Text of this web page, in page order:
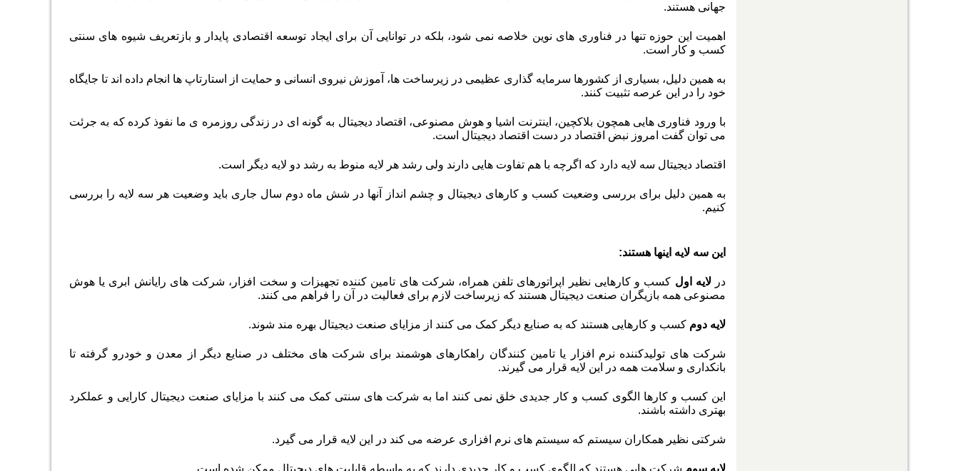
جهانی هستند.
اهمیت این حوزه تنها در فناوری های نوین خلاصه نمی شود، بلکه در توانایی آن برای ایجاد توسعه اقتصادی پایدار و بازتعریف شیوه های سنتی
کسب و کار است.
به همین دلیل، بسیاری از کشورها سرمایه گذاری عظیمی در زیرساخت ها، آموزش نیروی انسانی و حمایت از استارتاپ ها انجام داده اند تا جایگاه
خود را در این عرصه تثبیت کنند.
با ورود فناوری هایی همچون بلاکچین، اینترنت اشیا و هوش مصنوعی، اقتصاد دیجیتال به گونه ای در زندگی روزمره ی ما نفوذ کرده که به جرئت
می توان گفت امروز نبض اقتصاد در دست اقتصاد دیجیتال است.
اقتصاد دیجیتال سه لایه دارد که اگرچه با هم تفاوت هایی دارند ولی رشد هر لایه منوط به رشد دو لایه دیگر است.
به همین دلیل برای بررسی وضعیت کسب و کارهای دیجیتال و چشم انداز آنها در شش ماه دوم سال جاری باید وضعیت هر سه لایه را بررسی
کنیم.
این سه لایه اینها هستند:
درلایه اول کسب و کارهایی نظیر اپراتورهای تلفن همراه، شرکت های تامین کننده تجهیزات و سخت افزار، شرکت های رایانش ابری یا هوش
مصنوعی همه بازیگران صنعت دیجیتال هستند که زیرساخت لازم برای فعالیت در آن را فراهم می کنند.
لایه دوم کسب و کارهایی هستند که به صنایع دیگر کمک می کنند از مزایای صنعت دیجیتال بهره مند شوند.
شرکت های تولیدکننده نرم افزار یا تامین کنندگان راهکارهای هوشمند برای شرکت های مختلف در صنایع دیگر از معدن و خودرو گرفته تا
بانکداری و سلامت همه در این لایه قرار می گیرند.
این کسب و کارها الگوی کسب و کار جدیدی خلق نمی کنند اما به شرکت های سنتی کمک می کنند با مزایای صنعت دیجیتال کارایی و عملکرد
بهتری داشته باشند.
شرکتی نظیر همکاران سیستم که سیستم های نرم افزاری عرضه می کند در این لایه قرار می گیرد.
لایه سوم شرکت هایی هستند که الگوی کسب و کار جدیدی دارند که به واسطه قابلیت های دیجیتال ممکن شده است.